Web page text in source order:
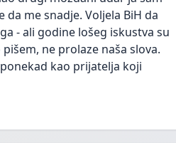
me snadje. Voljela BiH da
- ali godine lošeg iskustva su
ne prolaze naša slova.
kao prijatelja koji